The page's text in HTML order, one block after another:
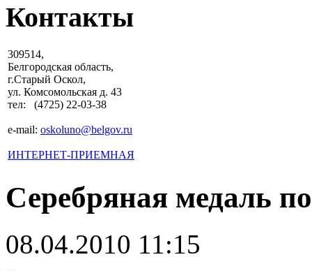
Контакты
309514,
Белгородская область,
г.Старый Оскол,
ул. Комсомольская д. 43
тел: (4725) 22-03-38
e-mail: oskoluno@belgov.ru
ИНТЕРНЕТ-ПРИЕМНАЯ
Серебряная медаль
08.04.2010 11:15